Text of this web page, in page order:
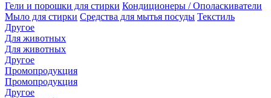
Гели и порошки для стирки Кондиционеры / Ополаскиватели
Мыло для стирки Средства для мытья посуды Текстиль
Другое
Для животных
Для животных
Другое
Промопродукция
Промопродукция
Другое